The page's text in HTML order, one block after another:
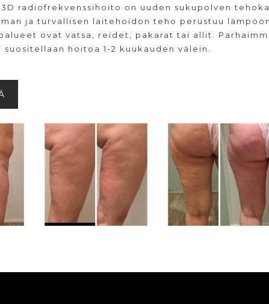
radiofrekvenssihoito on uuden sukupolven
ja turvallisen laitehoidon teho perustuu
ovat vatsa, reidet, pakarat tai allit.
hoitoa 1-2 kuukauden välein.